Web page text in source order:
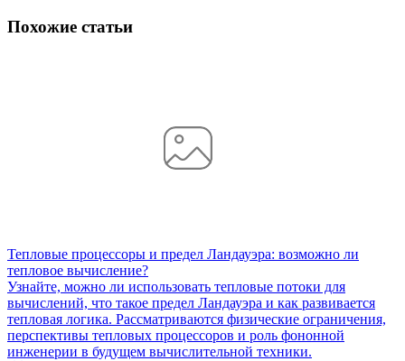
Похожие статьи
Тепловые процессоры и предел Ландауэра: возможно ли
тепловое вычисление?
Узнайте, можно ли использовать тепловые потоки для
вычислений, что такое предел Ландауэра и как развивается
тепловая логика. Рассматриваются физические ограничения,
перспективы тепловых процессоров и роль фононной
инженерии в будущем вычислительной техники.